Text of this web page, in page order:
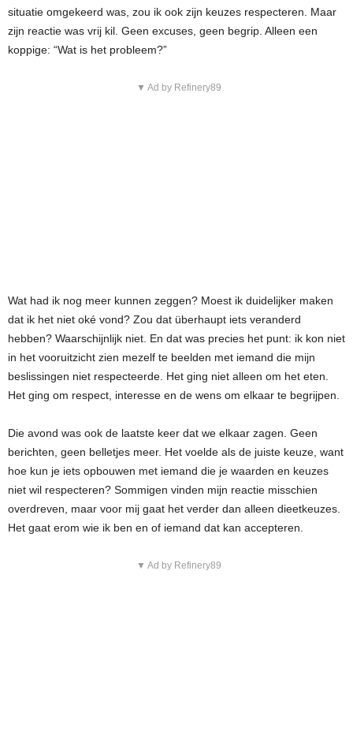
situatie omgekeerd was, zou ik ook zijn keuzes respecteren. Maar
zijn reactie was vrij kil. Geen excuses, geen begrip. Alleen een
koppige: “Wat is het probleem?”
▼ Ad by Refinery89
Wat had ik nog meer kunnen zeggen? Moest ik duidelijker maken
dat ik het niet oké vond? Zou dat überhaupt iets veranderd
hebben? Waarschijnlijk niet. En dat was precies het punt: ik kon niet
in het vooruitzicht zien mezelf te beelden met iemand die mijn
beslissingen niet respecteerde. Het ging niet alleen om het eten.
Het ging om respect, interesse en de wens om elkaar te begrijpen.
Die avond was ook de laatste keer dat we elkaar zagen. Geen
berichten, geen belletjes meer. Het voelde als de juiste keuze, want
hoe kun je iets opbouwen met iemand die je waarden en keuzes
niet wil respecteren? Sommigen vinden mijn reactie misschien
overdreven, maar voor mij gaat het verder dan alleen dieetkeuzes.
Het gaat erom wie ik ben en of iemand dat kan accepteren.
▼ Ad by Refinery89